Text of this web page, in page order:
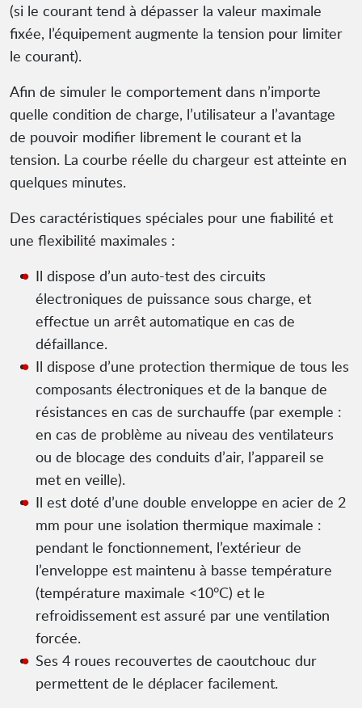
(si le courant tend à dépasser la valeur maximale
fixée, l’équipement augmente la tension pour limiter
le courant).
Afin de simuler le comportement dans n’importe
quelle condition de charge, l’utilisateur a l’avantage
de pouvoir modifier librement le courant et la
tension. La courbe réelle du chargeur est atteinte en
quelques minutes.
Des caractéristiques spéciales pour une fiabilité et
une flexibilité maximales :
Il dispose d’un auto-test des circuits
électroniques de puissance sous charge, et
effectue un arrêt automatique en cas de
défaillance.
Il dispose d’une protection thermique de tous les
composants électroniques et de la banque de
résistances en cas de surchauffe (par exemple :
en cas de problème au niveau des ventilateurs
ou de blocage des conduits d’air, l’appareil se
met en veille).
Il est doté d’une double enveloppe en acier de 2
mm pour une isolation thermique maximale :
pendant le fonctionnement, l’extérieur de
l’enveloppe est maintenu à basse température
(température maximale <10°C) et le
refroidissement est assuré par une ventilation
forcée.
Ses 4 roues recouvertes de caoutchouc dur
permettent de le déplacer facilement.